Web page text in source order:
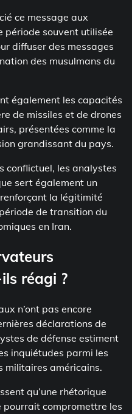
ce message aux
période souvent utilisée
diffuser des messages
des musulmans du
également les capacités
de missiles et de drones
présentées comme la
grandissant du pays.
conflictuel, les analystes
sert également un
la légitimité
de transition du
en Iran.
réagi ?
n’ont pas encore
déclarations de
de défense estiment
inquiétudes parmi les
militaires américains.
qu’une rhétorique
pourrait compromettre les